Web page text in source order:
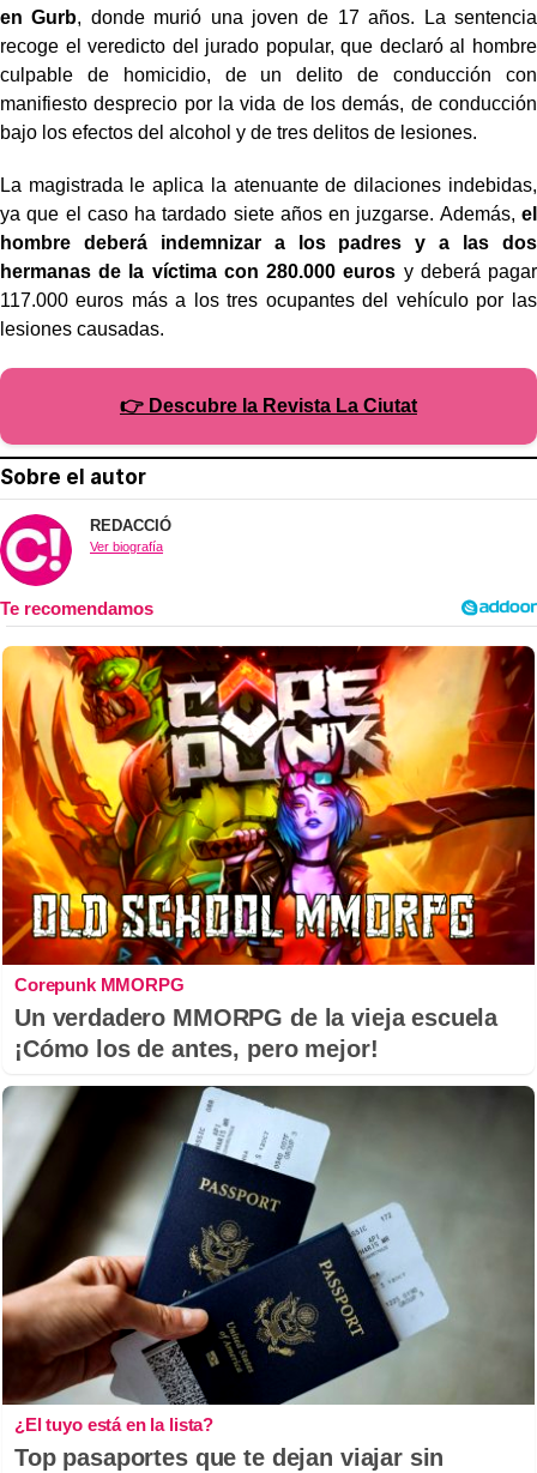
en Gurb, donde murió una joven de 17 años. La sentencia
recoge el veredicto del jurado popular, que declaró al hombre
culpable de homicidio, de un delito de conducción con
manifiesto desprecio por la vida de los demás, de conducción
bajo los efectos del alcohol y de tres delitos de lesiones.
La magistrada le aplica la atenuante de dilaciones indebidas,
ya que el caso ha tardado siete años en juzgarse. Además, el
hombre deberá indemnizar a los padres y a las dos
hermanas de la víctima con 280.000 euros y deberá pagar
117.000 euros más a los tres ocupantes del vehículo por las
lesiones causadas.
👉 Descubre la Revista La Ciutat
Sobre el autor
REDACCIÓ
Ver biografía
Corepunk MMORPG
Un verdadero MMORPG de la vieja escuela
¡Cómo los de antes, pero mejor!
¿El tuyo está en la lista?
Top pasaportes que te dejan viajar sin